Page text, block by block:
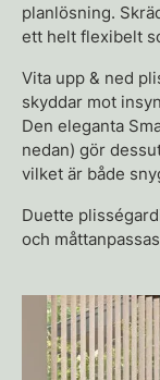
planlösning.
ett helt flexibelt
Vita upp & ned
skyddar mot
Den eleganta
nedan) gör
vilket är både
Duette
och